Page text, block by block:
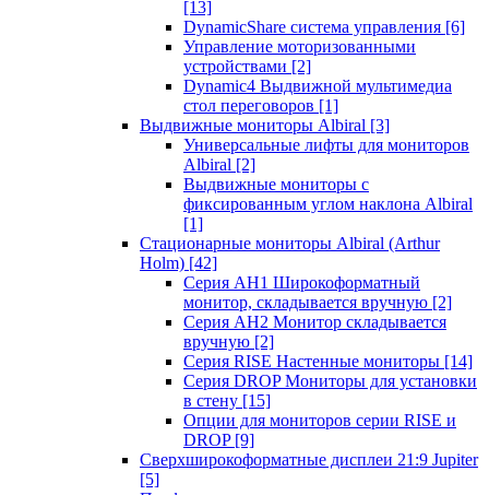
[13]
DynamicShare система управления [6]
Управление моторизованными
устройствами [2]
Dynamic4 Выдвижной мультимедиа
стол переговоров [1]
Выдвижные мониторы Albiral [3]
Универсальные лифты для мониторов
Albiral [2]
Выдвижные мониторы с
фиксированным углом наклона Albiral
[1]
Стационарные мониторы Albiral (Arthur
Holm) [42]
Серия AH1 Широкоформатный
монитор, складывается вручную [2]
Серия AH2 Монитор складывается
вручную [2]
Серия RISE Настенные мониторы [14]
Серия DROP Мониторы для установки
в стену [15]
Опции для мониторов серии RISE и
DROP [9]
Сверхширокоформатные дисплеи 21:9 Jupiter
[5]